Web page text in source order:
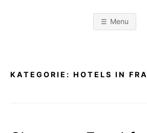
Menu
KATEGORIE: HOTELS IN